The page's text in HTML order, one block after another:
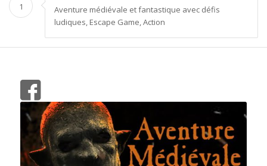
1
Aventure médiévale et fantastique avec défis
ludiques, Escape Game, Action